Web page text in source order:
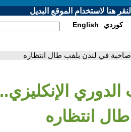
هنا لاستخدام الموقع البديل
English كوردي
صاخبة في لندن بلقب طال انتظاره
الإنكليزي..
انتظاره